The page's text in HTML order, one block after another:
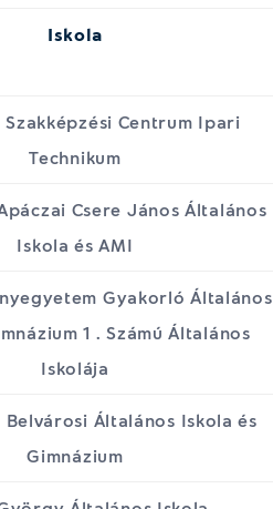
Iskola
Szakképzési Centrum Ipari
Technikum
Csere János Általános
Iskola és AMI
Gyakorló Általános
1 . Számú Általános
Iskolája
Belvárosi Általános Iskola és
Gimnázium